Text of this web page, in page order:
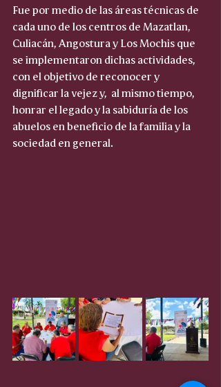
Fue por medio de las áreas técnicas de
cada uno de los centros de Mazatlan,
Culiacán, Angostura y Los Mochis que
se implementaron dichas actividades,
con el objetivo de reconocer y
dignificar la vejez y,  al mismo tiempo,
honrar el legado y la sabiduría de los
abuelos en beneficio de la familia y la
sociedad en general.